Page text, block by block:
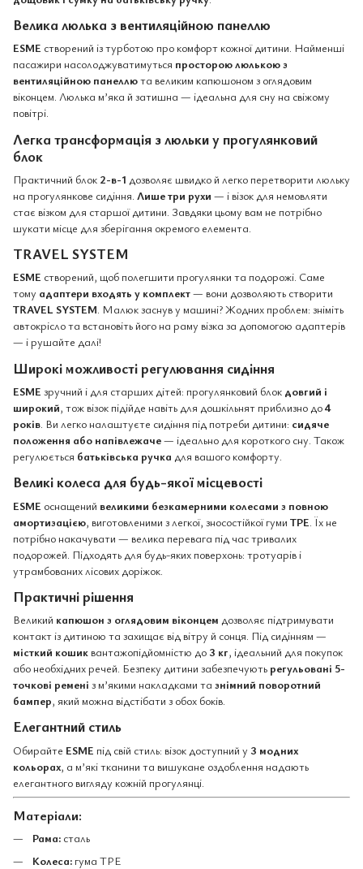
Велика люлька з вентиляційною панеллю
ESME створений із турботою про комфорт кожної дитини. Найменші
пасажири насолоджуватимуться просторою люлькою з
вентиляційною панеллюта великим капюшоном з оглядовим
віконцем. Люлька м’яка й затишна — ідеальна для сну на свіжому
повітрі.
Легка трансформація з люльки у прогулянковий
блок
Практичний блок 2-в-1 дозволяє швидко й легко перетворити люльку
на прогулянкове сидіння. Лише три рухи — і візок для немовляти
стає візком для старшої дитини. Завдяки цьому вам не потрібно
шукати місце для зберігання окремого елемента.
TRAVEL SYSTEM
ESME створений, щоб полегшити прогулянки та подорожі. Саме
тому адаптери входять у комплект— вони дозволяють створити
TRAVEL SYSTEM. Малюк заснув у машині? Жодних проблем: зніміть
автокрісло та встановіть його на раму візка за допомогою адаптерів
— і рушайте далі!
Широкі можливості регулювання сидіння
ESME зручний і для старших дітей: прогулянковий блок довгий і
широкий, тож візок підійде навіть для дошкільнят приблизно до4
років. Ви легко налаштуєте сидіння під потреби дитини: сидяче
положення або напівлежаче— ідеально для короткого сну. Також
регулюється батьківська ручка для вашого комфорту.
Великі колеса для будь-якої місцевості
ESME оснащений великими безкамерними колесами з повною
амортизацією, виготовленими з легкої, зносостійкої гуми TPE . Їх не
потрібно накачувати — велика перевага під час тривалих
подорожей. Підходять для будь-яких поверхонь: тротуарів і
утрамбованих лісових доріжок.
Практичні рішення
Великий капюшон з оглядовим віконцем дозволяє підтримувати
контакт із дитиною та захищає від вітру й сонця. Під сидінням —
місткий кошик вантажопідйомністю до 3 кг, ідеальний для покупок
або необхідних речей. Безпеку дитини забезпечують регульовані 5-
точкові ремені з м’якими накладками та знімний поворотний
бампер, який можна відстібати з обох боків.
Елегантний стиль
Обирайте ESME під свій стиль: візок доступний у 3 модних
кольорах, а м’які тканини та вишукане оздоблення надають
елегантного вигляду кожній прогулянці.
Матеріали:
Рама: сталь
Колеса: гума TPE